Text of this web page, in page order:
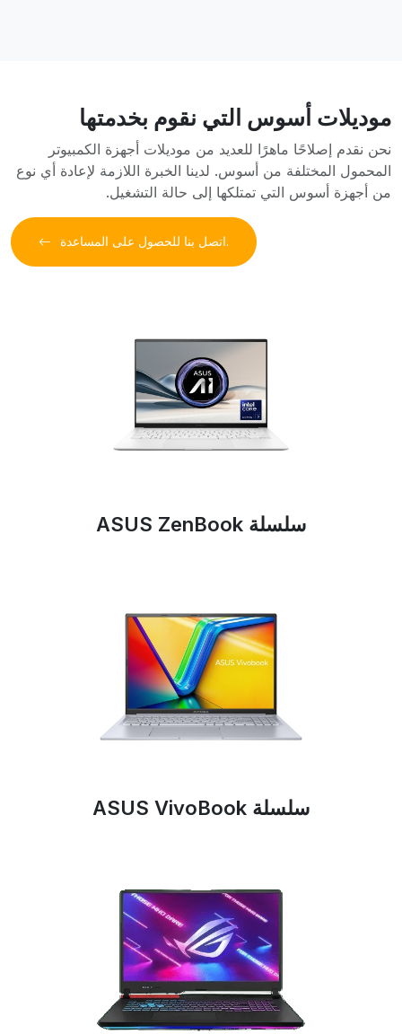
موديلات أسوس التي نقوم بخدمتها
نحن نقدم إصلاحًا ماهرًا للعديد من موديلات أجهزة الكمبيوتر
المحمول المختلفة من أسوس. لدينا الخبرة اللازمة لإعادة أي نوع
من أجهزة أسوس التي تمتلكها إلى حالة التشغيل.
اتصل بنا للحصول على المساعدة.
سلسلة ASUS ZenBook
سلسلة ASUS VivoBook